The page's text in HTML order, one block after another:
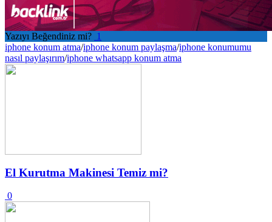
Yazıyı Beğendiniz mi? 1
iphone konum atma/iphone konum paylaşma/iphone konumumu
nasıl paylaşırım/iphone whatsapp konum atma
El Kurutma Makinesi Temiz mi?
0